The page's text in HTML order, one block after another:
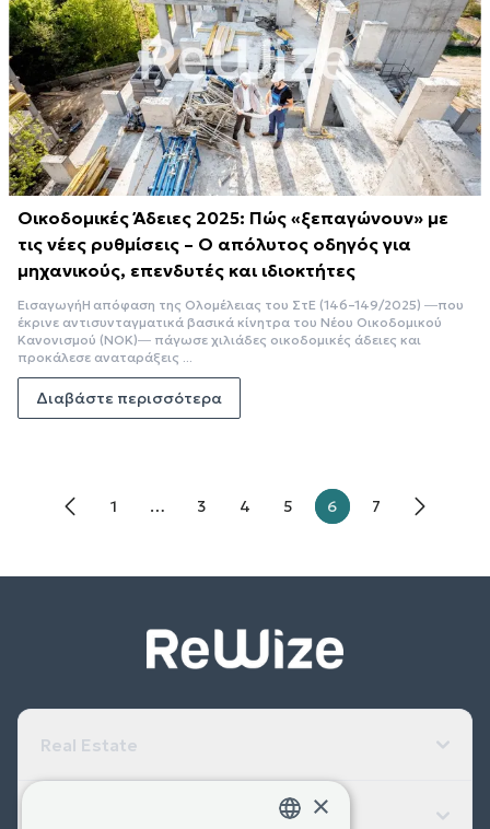
Οικοδομικές Άδειες 2025: Πώς «ξεπαγώνουν» με
τις νέες ρυθμίσεις – Ο απόλυτος οδηγός για
μηχανικούς, επενδυτές και ιδιοκτήτες
ΕισαγωγήΗ απόφαση της Ολομέλειας του ΣτΕ (146–149/2025) ―που
έκρινε αντισυνταγματικά βασικά κίνητρα του Νέου Οικοδομικού
Κανονισμού (ΝΟΚ)― πάγωσε χιλιάδες οικοδομικές άδειες και
προκάλεσε αναταράξεις ...
Διαβάστε περισσότερα
1 … 3 4 5 6 7
Real Estate
×